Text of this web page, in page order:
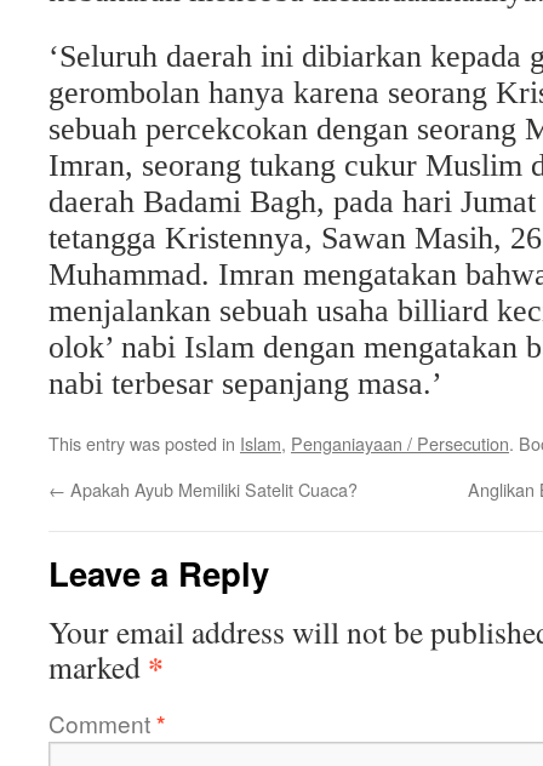
‘Seluruh daerah ini dibiarkan kepada
gerombolan hanya karena seorang
sebuah percekcokan dengan seorang
Imran, seorang tukang cukur Muslim
daerah Badami Bagh, pada hari
tetangga Kristennya, Sawan Masih,
Muhammad. Imran mengatakan
menjalankan sebuah usaha billiard
olok’ nabi Islam dengan mengatakan
nabi terbesar sepanjang masa.’
This entry was posted in Islam, Penganiayaan / Persecution.
← Apakah Ayub Memiliki Satelit Cuaca? Anglikan
Leave a Reply
Your email address will not be
marked *
Comment*